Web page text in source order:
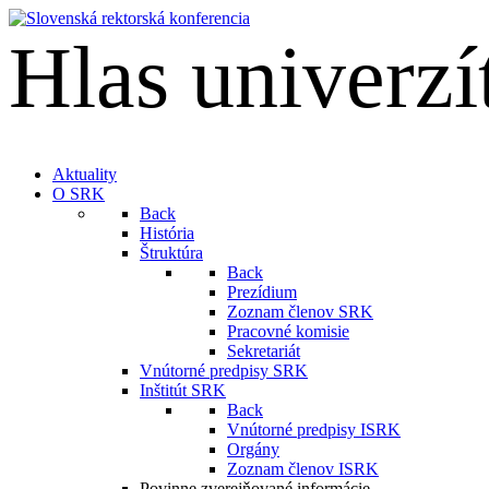
Hlas
Aktuality
O SRK
Back
História
Štruktúra
Back
Prezídium
Zoznam členov SRK
Pracovné komisie
Sekretariát
Vnútorné predpisy SRK
Inštitút SRK
Back
Vnútorné predpisy ISRK
Orgány
Zoznam členov ISRK